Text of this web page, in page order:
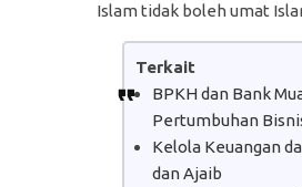
Islam tidak boleh umat
Terkait
BPKH dan Bank
Pertumbuhan
Kelola Keuangan
dan Ajaib